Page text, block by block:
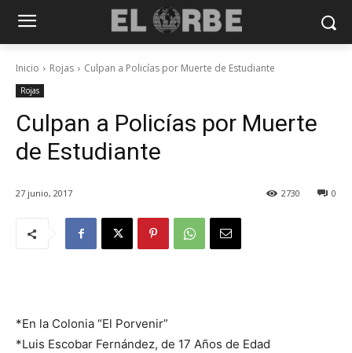
Inicio Rojas Culpan a Policías por Muerte de Estudiante
Rojas
Culpan a Policías por Muerte
de Estudiante
27 junio, 2017 0
2730
*En la Colonia “El Porvenir”
*Luis Escobar Fernández, de 17 Años de Edad